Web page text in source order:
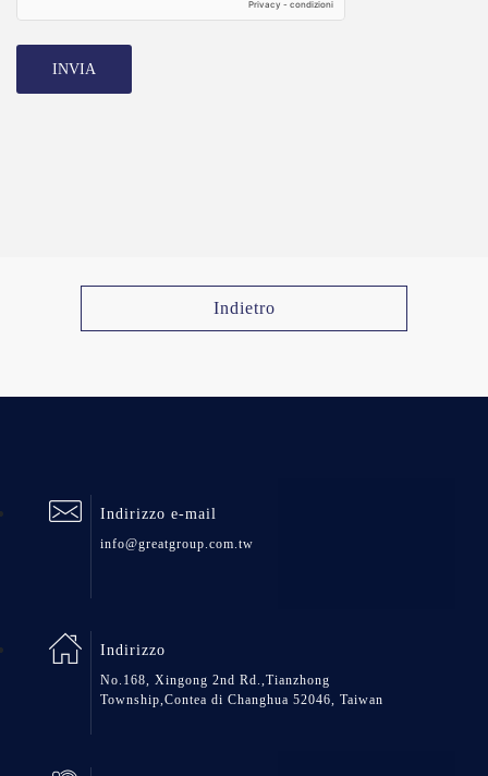
INVIA
Indietro
Indirizzo e-mail
info@greatgroup.com.tw
Indirizzo
No.168, Xingong 2nd Rd.,Tianzhong
Township,Contea di Changhua 52046, Taiwan